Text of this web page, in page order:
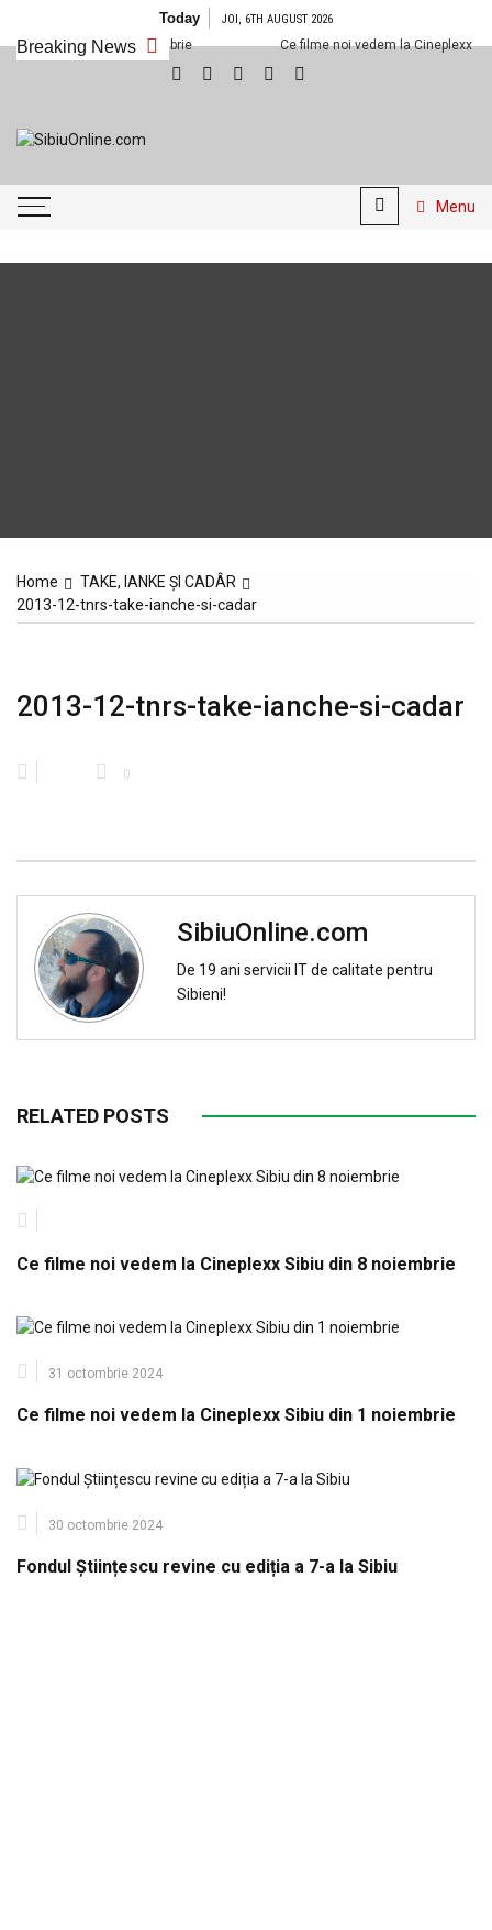
content
Today JOI, 6TH AUGUST 2026
Breaking News
Sibiu din 8 noiembrie Ce filme noi vedem la Cineplexx Sibiu
Sibiu!!!
Menu
Home
TAKE, IANKE ŞI CADÂR
2013-12-tnrs-take-ianche-si-cadar
2013-12-tnrs-take-ianche-si-cadar
0
SibiuOnline.com
De 19 ani servicii IT de calitate pentru
Sibieni!
RELATED POSTS
Ce filme noi vedem la Cineplexx Sibiu din 8 noiembrie
31 octombrie 2024
Ce filme noi vedem la Cineplexx Sibiu din 1 noiembrie
30 octombrie 2024
Fondul Științescu revine cu ediția a 7-a la Sibiu